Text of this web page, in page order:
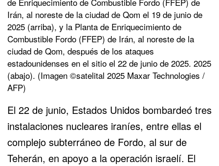
Irán, al noreste de la ciudad de Qom el 19 de junio de
2025 (arriba), y la Planta de Enriquecimiento de
Combustible Fordo (FFEP) de Irán, al noreste de la
ciudad de Qom, después de los ataques
estadounidenses en el sitio el 22 de junio de 2025. 2025
(abajo). (Imagen ©satelital 2025 Maxar Technologies /
AFP)
El 22 de junio, Estados Unidos bombardeó tres
instalaciones nucleares iraníes, entre ellas el
complejo subterráneo de Fordo, al sur de
Teherán, en apoyo a la operación israelí. El